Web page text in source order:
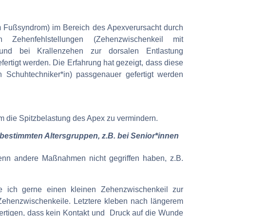
im Bereich des Apexverursacht durch
Zehenfehlstellungen (Zehenzwischenkeil mit
bei Krallenzehen zur dorsalen Entlastung
werden. Die Erfahrung hat gezeigt, dass diese
passgenauer gefertigt werden
die Spitzbelastung des Apex zu vermindern.
Altersgruppen, z.B. bei Senior*innen
andere Maßnahmen nicht gegriffen haben, z.B.
ich gerne einen kleinen Zehenzwischenkeil zur
Letztere kleben nach längerem
dass kein Kontakt und Druck auf die Wunde